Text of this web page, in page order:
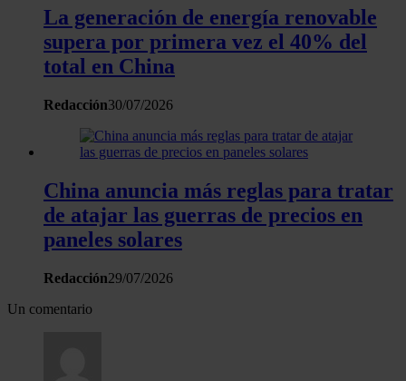
La generación de energía renovable
supera por primera vez el 40% del
total en China
Redacción30/07/2026
China anuncia más reglas para tratar
de atajar las guerras de precios en
paneles solares
Redacción29/07/2026
Un comentario